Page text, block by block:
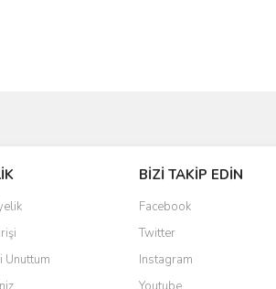
Unuttum
BİZİ TAKİP EDİN
Facebook
Twitter
Instagram